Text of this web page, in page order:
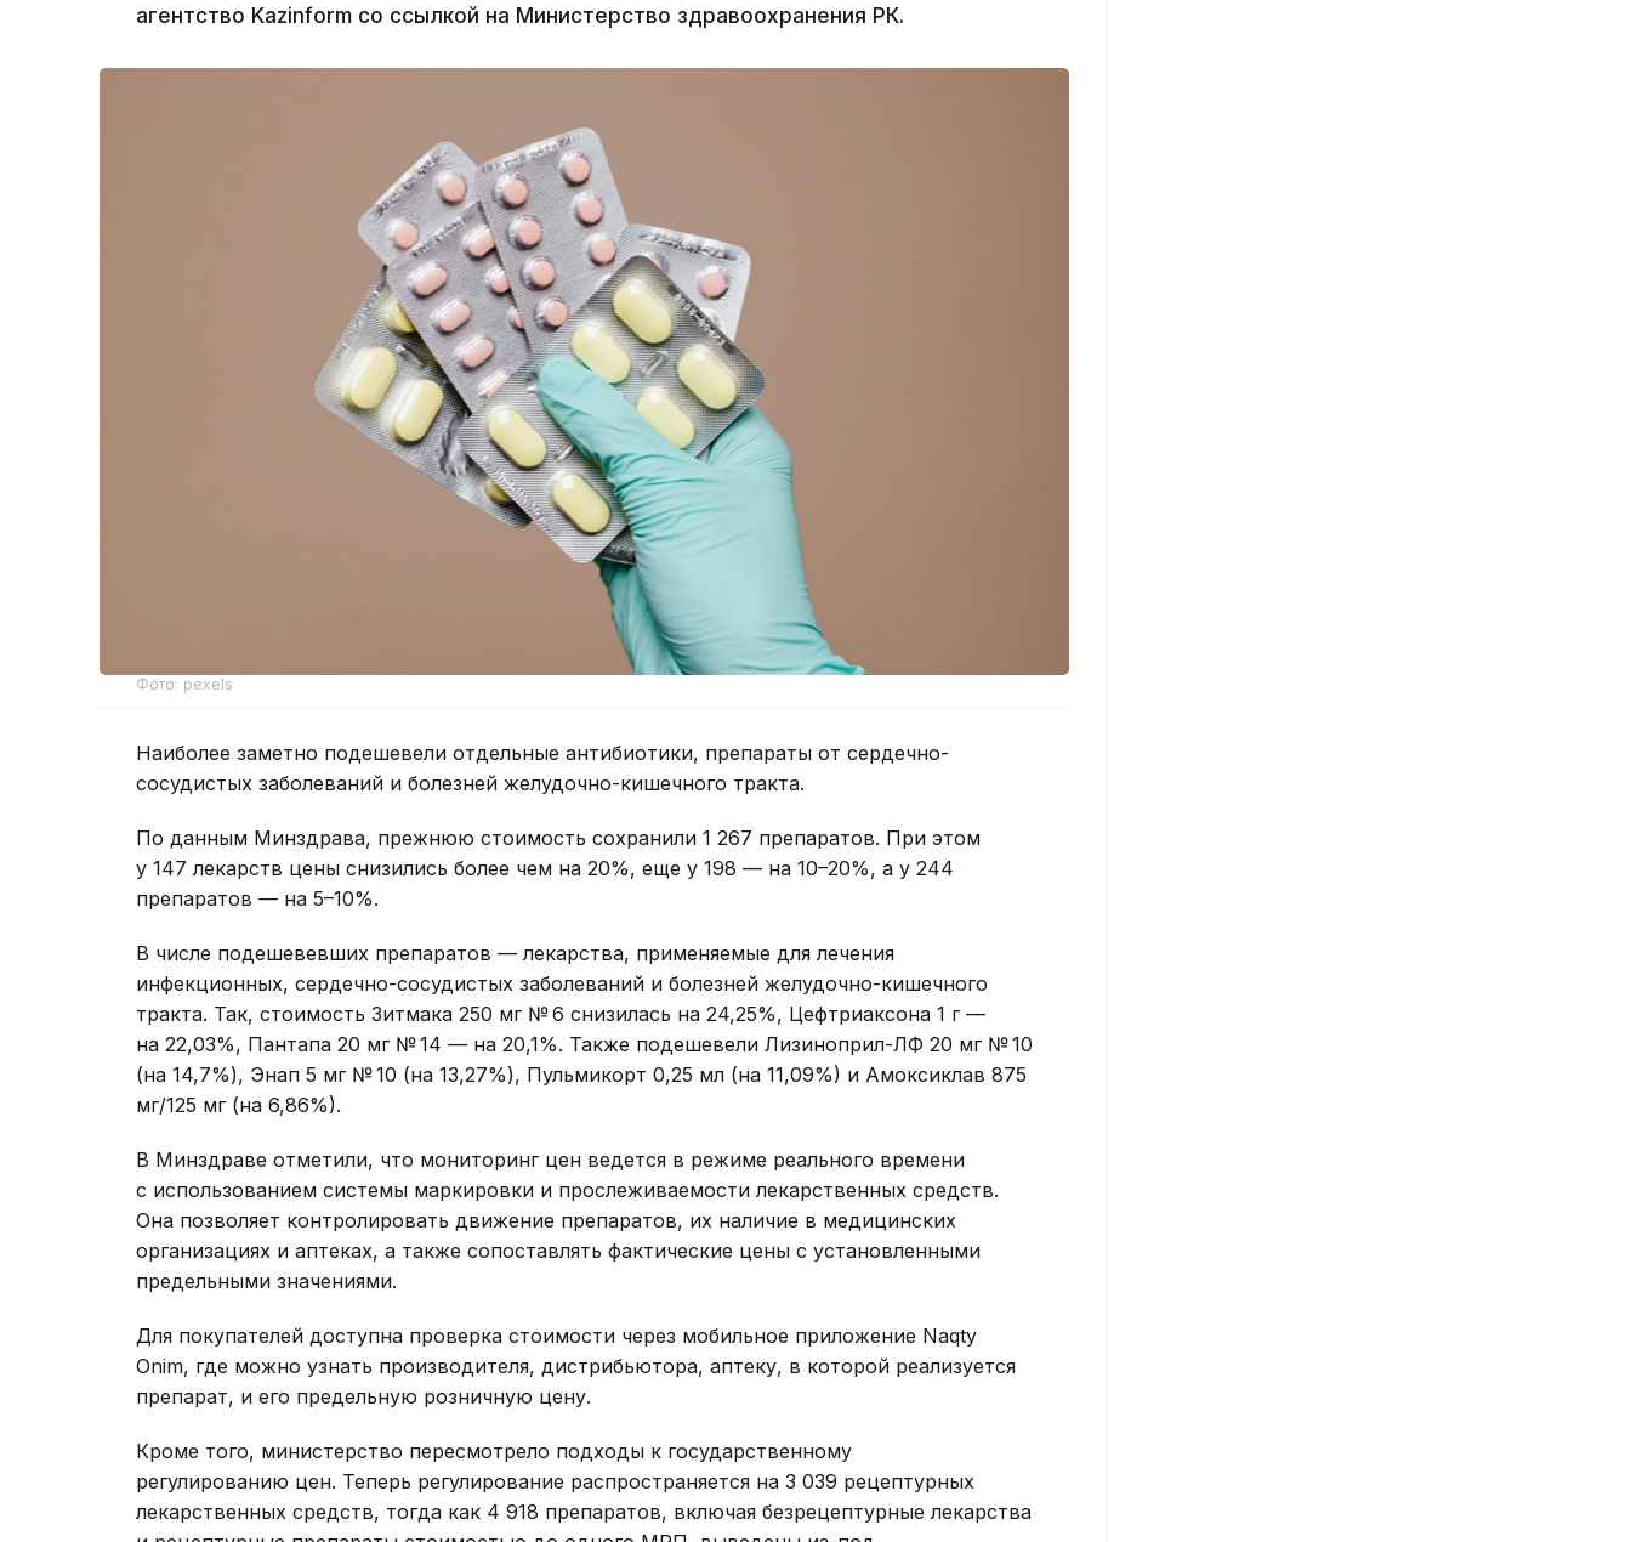
агентство Kazinform со ссылкой на Министерство здравоохранения РК.
Фото: pexels
Наиболее заметно подешевели отдельные антибиотики, препараты от сердечно-
сосудистых заболеваний и болезней желудочно-кишечного тракта.
По данным Минздрава, прежнюю стоимость сохранили 1 267 препаратов. При этом
у 147 лекарств цены снизились более чем на 20%, еще у 198 — на 10–20%, а у 244
препаратов — на 5–10%.
В числе подешевевших препаратов — лекарства, применяемые для лечения
инфекционных, сердечно-сосудистых заболеваний и болезней желудочно-кишечного
тракта. Так, стоимость Зитмака 250 мг № 6 снизилась на 24,25%, Цефтриаксона 1 г —
на 22,03%, Пантапа 20 мг № 14 — на 20,1%. Также подешевели Лизиноприл-ЛФ 20 мг № 10
(на 14,7%), Энап 5 мг № 10 (на 13,27%), Пульмикорт 0,25 мл (на 11,09%) и Амоксиклав 875
мг/125 мг (на 6,86%).
В Минздраве отметили, что мониторинг цен ведется в режиме реального времени
с использованием системы маркировки и прослеживаемости лекарственных средств.
Она позволяет контролировать движение препаратов, их наличие в медицинских
организациях и аптеках, а также сопоставлять фактические цены с установленными
предельными значениями.
Для покупателей доступна проверка стоимости через мобильное приложение Naqty
Onim, где можно узнать производителя, дистрибьютора, аптеку, в которой реализуется
препарат, и его предельную розничную цену.
Кроме того, министерство пересмотрело подходы к государственному
регулированию цен. Теперь регулирование распространяется на 3 039 рецептурных
лекарственных средств, тогда как 4 918 препаратов, включая безрецептурные лекарства